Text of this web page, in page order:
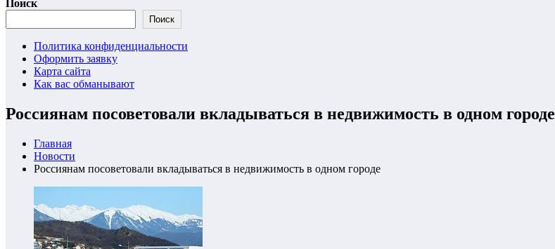
Поиск
Поиск
Политика конфиденциальности
Оформить заявку
Карта сайта
Как вас обманывают
Россиянам посоветовали вкладываться в недвижимость в одном городе
Главная
Новости
Россиянам посоветовали вкладываться в недвижимость в одном городе